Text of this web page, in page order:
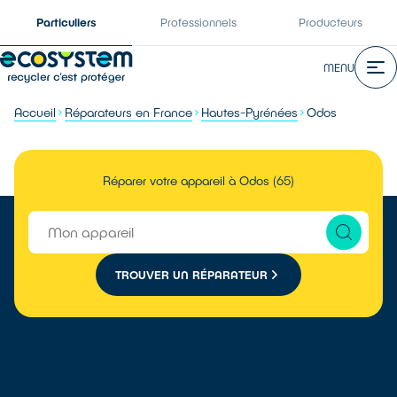
Particuliers Professionnels Producteurs
MENU
Accueil Réparateurs en France Hautes-Pyrénées Odos
Réparer votre appareil à Odos (65)
TROUVER UN RÉPARATEUR